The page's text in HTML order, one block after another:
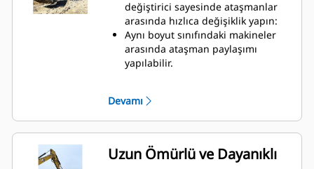
değiştirici sayesinde ataşmanlar
arasında hızlıca değişiklik yapın:
Aynı boyut sınıfındaki makineler
arasında ataşman paylaşımı
yapılabilir.
kaldırma kancasıyla birlikte gelir.
Devamı
Uzun Ömürlü ve Dayanıklı